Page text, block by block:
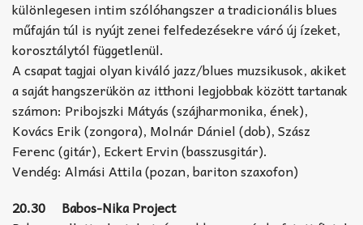
különlegesen intim szólóhangszer a tradicionális blues
műfaján túl is nyújt zenei felfedezésekre váró új ízeket,
korosztálytól függetlenül.
A csapat tagjai olyan kiváló jazz/blues muzsikusok, akiket
a saját hangszerükön az itthoni legjobbak között tartanak
számon: Pribojszki Mátyás (szájharmonika, ének),
Kovács Erik (zongora), Molnár Dániel (dob), Szász
Ferenc (gitár), Eckert Ervin (basszusgitár).
Vendég: Almási Attila (pozan, bariton szaxofon)
20.30 Babos-Nika Project